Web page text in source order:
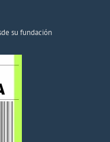
su fundación